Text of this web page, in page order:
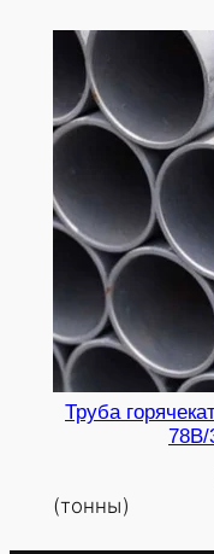
Труба
78В/
(тонны)